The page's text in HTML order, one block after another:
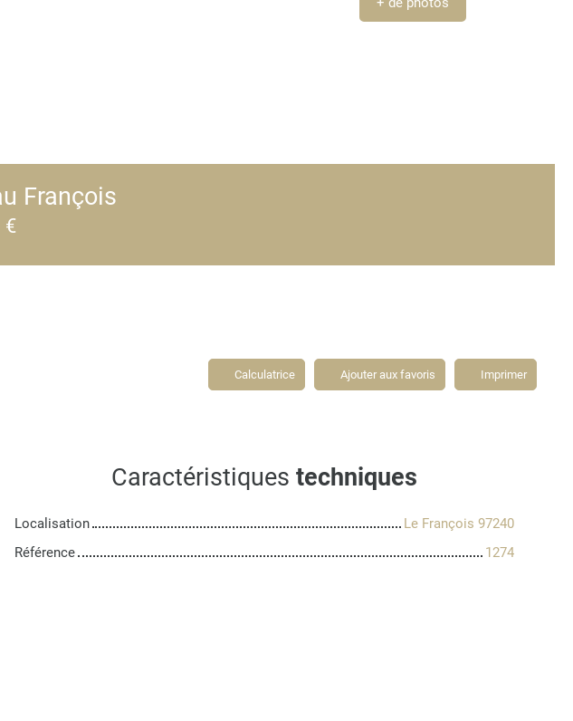
François
€
Calculatrice Ajouter aux favoris Imprimer
Caractéristiques techniques
Localisation
Le François 97240
Référence
1274